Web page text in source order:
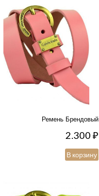
Ремень Брендовый
2.300₽
В корзину